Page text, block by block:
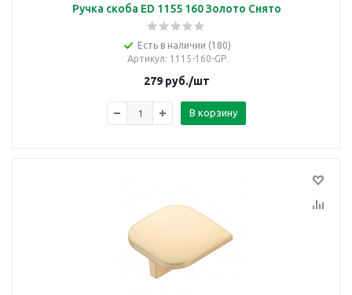
Ручка скоба ED 1155 160 Золото Снято
Есть в наличии (180)
Артикул: 1115-160-GP
279руб./шт
В корзину